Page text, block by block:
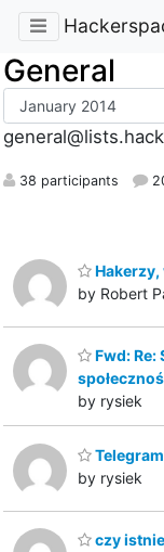
General
38 participants
by Robert
Fwd: Re:
by rysiek
by rysiek
czy